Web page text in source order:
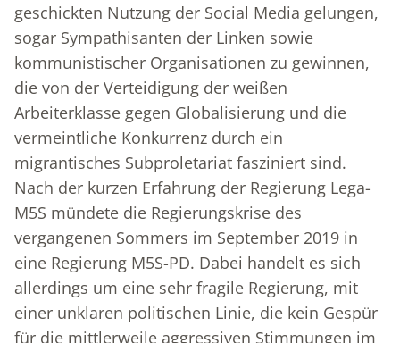
geschickten Nutzung der Social Media gelungen,
sogar Sympathisanten der Linken sowie
kommunistischer Organisationen zu gewinnen,
die von der Verteidigung der weißen
Arbeiterklasse gegen Globalisierung und die
vermeintliche Konkurrenz durch ein
migrantisches Subproletariat fasziniert sind.
Nach der kurzen Erfahrung der Regierung Lega-
M5S mündete die Regierungskrise des
vergangenen Sommers im September 2019 in
eine Regierung M5S-PD. Dabei handelt es sich
allerdings um eine sehr fragile Regierung, mit
einer unklaren politischen Linie, die kein Gespür
für die mittlerweile aggressiven Stimmungen im